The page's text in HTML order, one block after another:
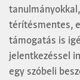
térítésmentes,
támogatás is
jelentkezéssel
egy szóbeli